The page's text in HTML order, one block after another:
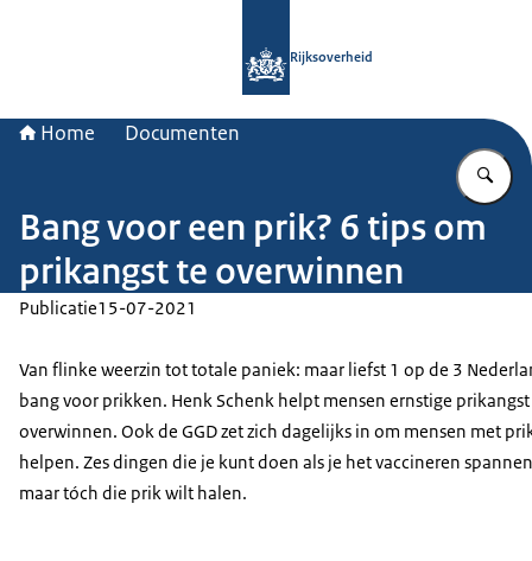
Rijksoverheid
Home Documenten
Bang voor een prik? 6 tips om
prikangst te overwinnen
Publicatie15-07-2021
Van flinke weerzin tot totale paniek: maar liefst 1 op de 3
bang voor prikken. Henk Schenk helpt mensen ernstige
overwinnen. Ook de GGD zet zich dagelijks in om mensen met
helpen. Zes dingen die je kunt doen als je het vaccineren
maar tóch die prik wilt halen.